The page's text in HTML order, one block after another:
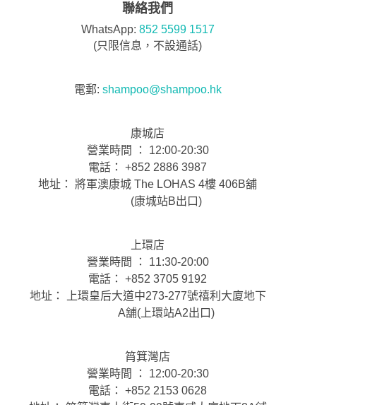
聯絡我們
WhatsApp: 852 5599 1517
(只限信息，不設通話)
電郵: shampoo@shampoo.hk
康城店
營業時間 ： 12:00-20:30
電話： +852 2886 3987
地址： 將軍澳康城 The LOHAS 4樓 406B舖
(康城站B出口)
上環店
營業時間 ： 11:30-20:00
電話： +852 3705 9192
地址： 上環皇后大道中273-277號禧利大廈地下
A舖(上環站A2出口)
筲箕灣店
營業時間 ： 12:00-20:30
電話： +852 2153 0628